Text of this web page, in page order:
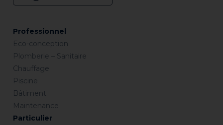
Professionnel
Eco-conception
Plomberie – Sanitaire
Chauffage
Piscine
Bâtiment
Maintenance
Particulier